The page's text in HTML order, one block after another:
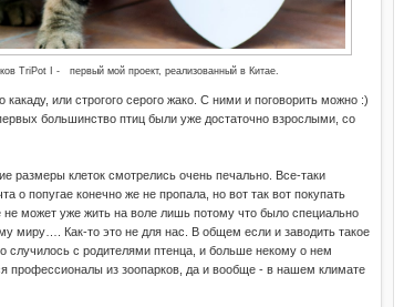
TriPot - первый мой проект, реализованный в Китае.
или строгого серого жако. С ними и поговорить можно :)
большинство птиц были уже достаточно взрослыми, со
размеры клеток смотрелись очень печально. Все-таки
о попугае конечно же не пропала, но вот так вот покупать
не может уже жить на воле лишь потому что было специально
миру…. Как-то это не для нас. В общем если и заводить такое
случилось с родителями птенца, и больше некому о нем
профессионалы из зоопарков, да и вообще - в нашем климате